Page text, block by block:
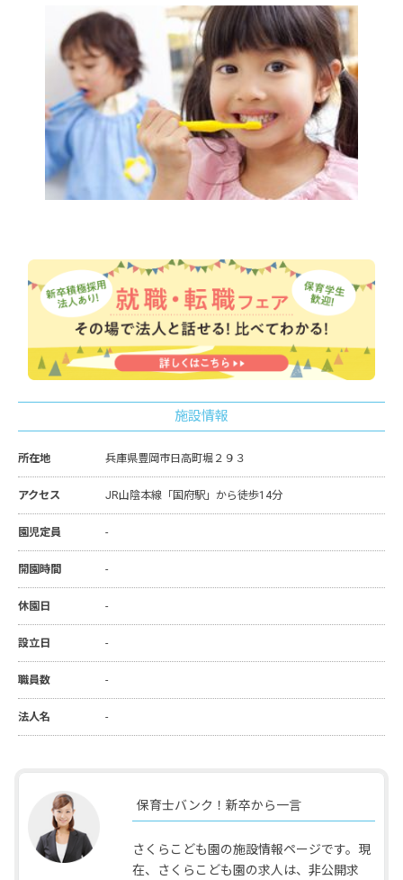
施設情報
所在地 兵庫県豊岡市日高町堀２９３
アクセス JR山陰本線「国府駅」から徒歩14分
園児定員 -
開園時間 -
休園日 -
設立日 -
職員数 -
法人名 -
保育士バンク！新卒から一言
さくらこども園の施設情報ページです。現
在、さくらこども園の求人は、非公開求